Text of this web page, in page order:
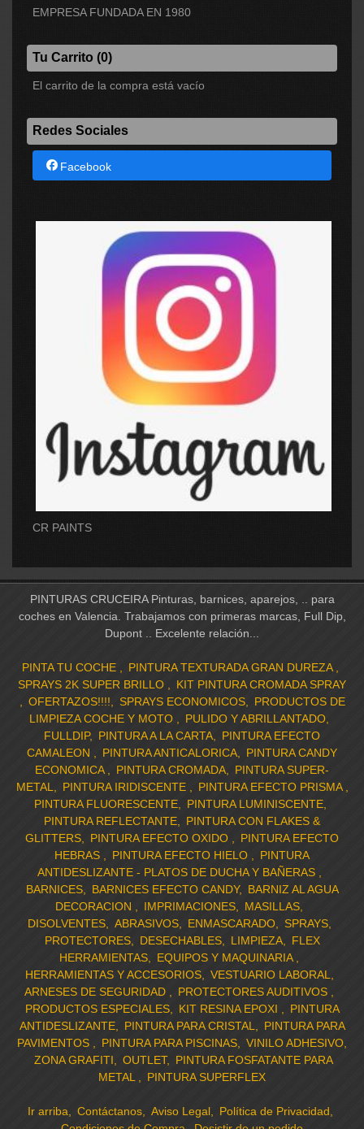
EMPRESA FUNDADA EN 1980
Tu Carrito (0)
El carrito de la compra está vacío
Redes Sociales
Facebook
CR PAINTS
PINTURAS CRUCEIRA Pinturas, barnices, aparejos, .. para
coches en Valencia. Trabajamos con primeras marcas, Full Dip,
Dupont .. Excelente relación...
PINTA TU COCHE
PINTURA TEXTURADA GRAN DUREZA
SPRAYS 2K SUPER BRILLO
KIT PINTURA CROMADA SPRAY
OFERTAZOS!!!!
SPRAYS ECONOMICOS
PRODUCTOS DE
LIMPIEZA COCHE Y MOTO
PULIDO Y ABRILLANTADO
FULLDIP
PINTURA A LA CARTA
PINTURA EFECTO
CAMALEON
PINTURA ANTICALORICA
PINTURA CANDY
ECONOMICA
PINTURA CROMADA
PINTURA SUPER-
METAL
PINTURA IRIDISCENTE
PINTURA EFECTO PRISMA
PINTURA FLUORESCENTE
PINTURA LUMINISCENTE
PINTURA REFLECTANTE
PINTURA CON FLAKES &
GLITTERS
PINTURA EFECTO OXIDO
PINTURA EFECTO
HEBRAS
PINTURA EFECTO HIELO
PINTURA
ANTIDESLIZANTE - PLATOS DE DUCHA Y BAÑERAS
BARNICES
BARNICES EFECTO CANDY
BARNIZ AL AGUA
DECORACION
IMPRIMACIONES
MASILLAS
DISOLVENTES
ABRASIVOS ENMASCARADO
SPRAYS
PROTECTORES
DESECHABLES LIMPIEZA
FLEX
HERRAMIENTAS
EQUIPOS Y MAQUINARIA
HERRAMIENTAS Y ACCESORIOS
VESTUARIO LABORAL
ARNESES DE SEGURIDAD
PROTECTORES AUDITIVOS
PRODUCTOS ESPECIALES
KIT RESINA EPOXI
PINTURA
ANTIDESLIZANTE
PINTURA PARA CRISTAL
PINTURA PARA
PAVIMENTOS
PINTURA PARA PISCINAS
VINILO ADHESIVO
ZONA GRAFITI
OUTLET
PINTURA FOSFATANTE PARA
METAL
PINTURA SUPERFLEX
Ir arriba Contáctanos Aviso Legal
Política de Privacidad